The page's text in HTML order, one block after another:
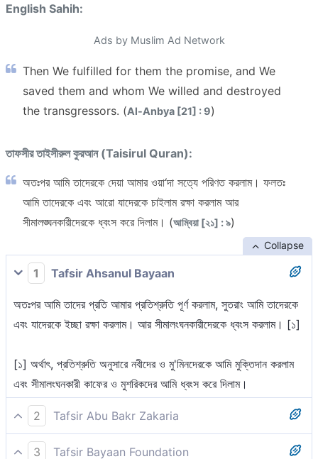
English Sahih:
Ads by Muslim Ad Network
Then We fulfilled for them the promise, and We
saved them and whom We willed and destroyed
the transgressors. (Al-Anbya [21] : 9)
তাফসীর তাইসীরুল কুরআন (Taisirul Quran):
অতঃপর আমি তাদেরকে দেয়া আমার ওয়া‘দা সত্যে পরিণত করলাম। ফলতঃ
আমি তাদেরকে এবং আরো যাদেরকে চাইলাম রক্ষা করলাম আর
সীমালঙ্ঘনকারীদেরকে ধ্বংস করে দিলাম। (আম্বিয়া [২১] : ৯)
Collapse
1 Tafsir Ahsanul Bayaan
অতঃপর আমি তাদের প্রতি আমার প্রতিশ্রুতি পূর্ণ করলাম, সুতরাং আমি তাদেরকে
এবং যাদেরকে ইচ্ছা রক্ষা করলাম। আর সীমালংঘনকারীদেরকে ধ্বংস করলাম। [১]
[১] অর্থাৎ, প্রতিশ্রুতি অনুসারে নবীদের ও মু'মিনদেরকে আমি মুক্তিদান করলাম
এবং সীমালংঘনকারী কাফের ও মুশরিকদের আমি ধ্বংস করে দিলাম।
2 Tafsir Abu Bakr Zakaria
তারপর আমরা তাদের প্রতি কৃত ওয়াদা সত্য করে দেখলাম, ফলে আমরা তাদেরকে
3 Tafsir Bayaan Foundation